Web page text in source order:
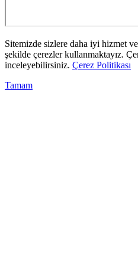
Sitemizde sizlere daha iyi hizmet
şekilde çerezler kullanmaktayız.
inceleyebilirsiniz. Çerez Politikası
Tamam